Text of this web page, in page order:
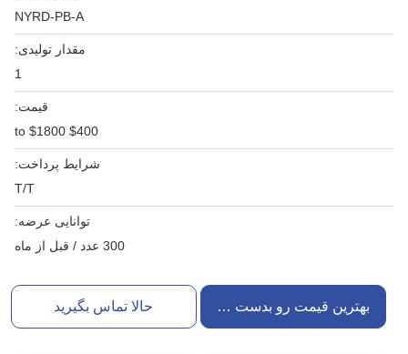
NYRD-PB-A
مقدار تولیدی:
قیمت:
$400 to $1800
شرایط پرداخت:
T/T
توانایی عرضه:
300 عدد / قبل از ماه
بهترین قیمت رو بدست بیار حالا تماس بگیرید